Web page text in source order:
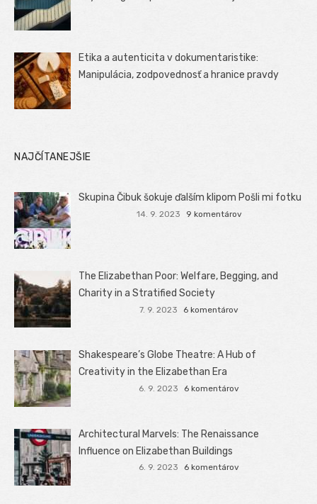
Etika a autenticita v dokumentaristike:
Manipulácia, zodpovednosť a hranice pravdy
NAJČÍTANEJŠIE
Skupina Čibuk šokuje ďalším klipom Pošli mi fotku
14. 9. 2023 9 komentárov
The Elizabethan Poor: Welfare, Begging, and
Charity in a Stratified Society
7. 9. 2023 6 komentárov
Shakespeare’s Globe Theatre: A Hub of
Creativity in the Elizabethan Era
6. 9. 2023 6 komentárov
Architectural Marvels: The Renaissance
Influence on Elizabethan Buildings
6. 9. 2023 6 komentárov